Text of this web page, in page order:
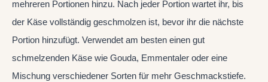
mehreren Portionen hinzu. Nach jeder Portion wartet ihr, bis
der Käse vollständig geschmolzen ist, bevor ihr die nächste
Portion hinzufügt. Verwendet am besten einen gut
schmelzenden Käse wie Gouda, Emmentaler oder eine
Mischung verschiedener Sorten für mehr Geschmackstiefe.